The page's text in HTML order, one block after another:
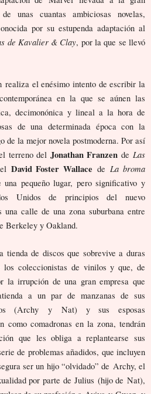
unas cuantas ambiciosas novelas,
por su estupenda adaptación al
de Kavalier & Clay, por la que se llevó
realiza el enésimo intento de escribir la
en la que se aúnen las
decimonónica y lineal a la hora de
de una determinada época con la
de la mejor novela postmoderna. Por así
terreno del Jonathan Franzende Las
David Foster Wallace de La broma
pequeño lugar, pero significativo y
Unidos de principios del nuevo
calle de una zona suburbana entre
Berkeley y Oakland.
tienda de discos que sobrevive a duras
los coleccionistas de vinilos y que, de
la irrupción de una gran empresa que
a un par de manzanas de sus
(Archy y Nat) y sus esposas
comadronas en la zona, tendrán
que les obliga a replantearse sus
de problemas añadidos, que incluyen
ser un hijo “olvidado” de Archy, el
por parte de Julius (hijo de Nat),